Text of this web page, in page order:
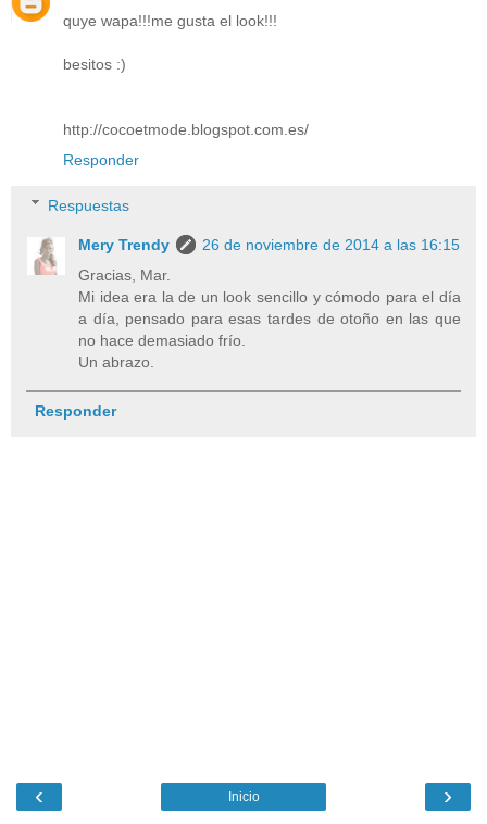
quye wapa!!!me gusta el look!!!
besitos :)
http://cocoetmode.blogspot.com.es/
Responder
Respuestas
Mery Trendy
26 de noviembre de 2014 a las 16:15
Gracias, Mar.
Mi idea era la de un look sencillo y cómodo para el día
a día, pensado para esas tardes de otoño en las que
no hace demasiado frío.
Un abrazo.
Responder
‹ ›
Inicio